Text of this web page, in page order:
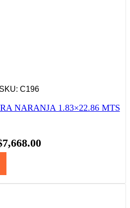
SKU: C196
NARANJA 1.83×22.86 MTS
7,668.00